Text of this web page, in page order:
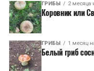
ГРИБЫ 2 месяца
Коровник или
ГРИБЫ 1 месяц
Белый гриб